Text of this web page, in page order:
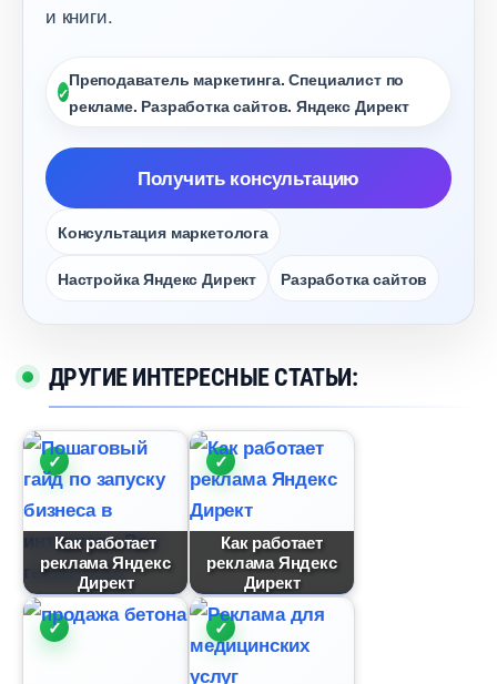
и книги.
Преподаватель маркетинга. Специалист по
рекламе. Разработка сайтов. Яндекс Директ
Получить консультацию
Консультация маркетолога
Настройка Яндекс Директ Разработка сайто
ДРУГИЕ ИНТЕРЕСНЫЕ СТАТЬИ:
Как работает
реклама Яндекс
Директ
Как работает
реклама Яндекс
Директ